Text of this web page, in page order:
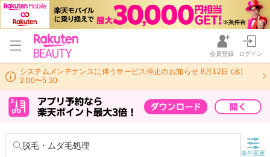
会員登録 ログイン
システムメンテナンスに伴うサービス停止のお知らせ 8月12日 (水)
2:00〜5:30
脱毛・ムダ毛処理
条件変更